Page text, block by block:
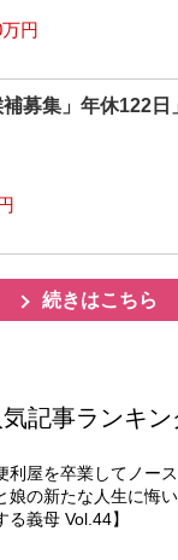
円
補募集」年休122
続きはこちら
気記事ランキン
利屋を卒業してノー
娘の新たな人生に悔
る義母 Vol.44】